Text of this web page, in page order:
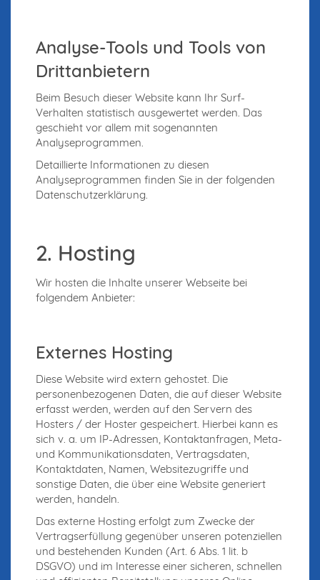
Analyse-Tools und Tools von
Dritt­anbietern
Beim Besuch dieser Website kann Ihr Surf-
Verhalten statistisch ausgewertet werden. Das
geschieht vor allem mit sogenannten
Analyseprogrammen.
Detaillierte Informationen zu diesen
Analyseprogrammen finden Sie in der folgenden
Datenschutzerklärung.
2. Hosting
Wir hosten die Inhalte unserer Webseite bei
folgendem Anbieter:
Externes Hosting
Diese Website wird extern gehostet. Die
personenbezogenen Daten, die auf dieser Website
erfasst werden, werden auf den Servern des
Hosters / der Hoster gespeichert. Hierbei kann es
sich v. a. um IP-Adressen, Kontaktanfragen, Meta-
und Kommunikationsdaten, Vertragsdaten,
Kontaktdaten, Namen, Websitezugriffe und
sonstige Daten, die über eine Website generiert
werden, handeln.
Das externe Hosting erfolgt zum Zwecke der
Vertragserfüllung gegenüber unseren potenziellen
und bestehenden Kunden (Art. 6 Abs. 1 lit. b
DSGVO) und im Interesse einer sicheren, schnellen